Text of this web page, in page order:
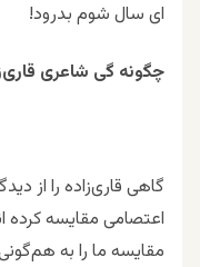
ای سال شوم بدرود!
چگونه گی شاعری
گاهی قاری‌زاده را از
اعتصامی مقایسه کرده
مقایسه ما را به